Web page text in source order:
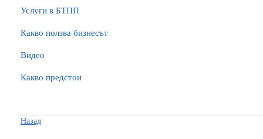
Услуги в БТПП
Какво ползва бизнесът
Видео
Какво предстои
Назад